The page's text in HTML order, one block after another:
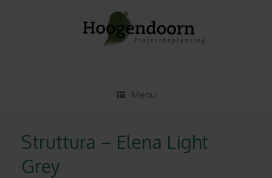
Menu
Struttura – Elena Light
Grey